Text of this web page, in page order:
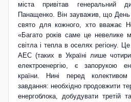
міста привітав генеральний
Панащенко. Він зауважив, що
свято для кожного, хто вважає
«Багато років саме це невелике
світла і тепла в оселях регіону.
АЕС (таких в Україні лише
електро­енергію, є запорукою
країни. Нині перед
завдання: необхі­дно продовжити
енергоблока, добудувати третій